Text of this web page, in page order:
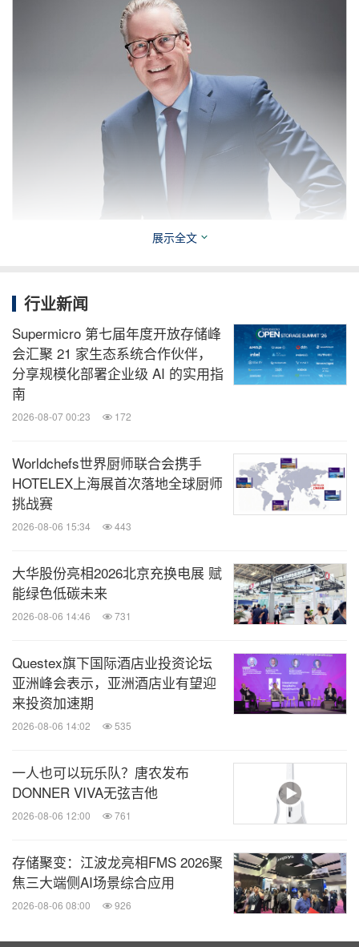
Delta首席执行官Ed Bastian
Delta徽标
消息来源：Consumer Technology Association
相关股票：
NYSE:DAL
全球旅报
微信公众号“全球旅报”发布最新的全球旅游产
业、OTA(在线旅游)、航空公司、飞机制造、
关键词：航空/飞机制造 消费电子
娱乐
旅游业
分享到：
展示全文
行业新闻
Supermicro 第七届年度开放存储峰
会汇聚 21 家生态系统合作伙伴，
分享规模化部署企业级 AI 的实用指
南
2026-08-07 00:23 172
Worldchefs世界厨师联合会携手
HOTELEX上海展首次落地全球厨师
挑战赛
2026-08-06 15:34 443
大华股份亮相2026北京充换电展 赋
能绿色低碳未来
2026-08-06 14:46 731
Questex旗下国际酒店业投资论坛
亚洲峰会表示，亚洲酒店业有望迎
来投资加速期
2026-08-06 14:02 535
一人也可以玩乐队？唐农发布
DONNER VIVA无弦吉他
2026-08-06 12:00 761
存储聚变：江波龙亮相FMS 2026聚
焦三大端侧AI场景综合应用
2026-08-06 08:00 926